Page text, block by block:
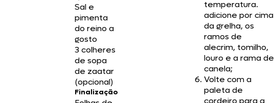
Sal e
pimenta
do reino a
gosto
3 colheres
de sopa
de zaatar
(opcional)
Finalização
temperatura.
adicione por cima
da grelha, os
ramos de
alecrim, tomilho,
louro e a rama de
canela;
Volte com a
paleta de
cordeiro para a